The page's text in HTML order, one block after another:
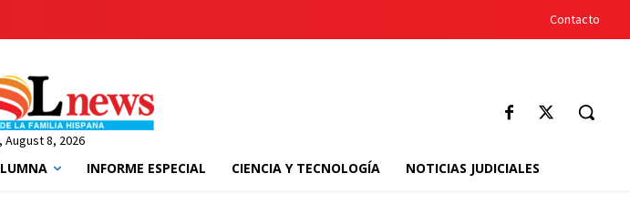
Contacto
August 8, 2026
INFORME ESPECIAL CIENCIA Y TECNOLOGÍA NOTICIAS JUDICIALES